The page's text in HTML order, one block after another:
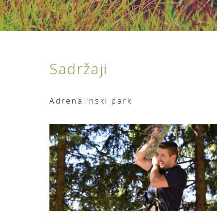
Sadržaji
Adrenalinski park